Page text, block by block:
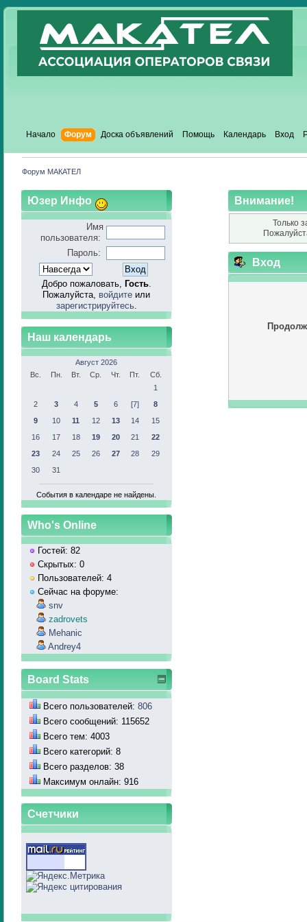
Начало Форум Доска объявлений Помощь Календарь Вход
Форум МАКАТЕЛ
Юзер Инфо
Имя
пользователя:
Пароль:
Добро пожаловать, Гость.
Пожалуйста, войдите или
зарегистрируйтесь.
Наш календарь
Август 2026
Вс.
Пн. Вт. Ср. Чт. Пт.
Сб.
1
2
3 4 5 6 [7]
8
9
10 11 12 13 14
15
16
17 18 19 20 21
22
23
24 25 26 27 28
29
30
31
События в календаре не найдены.
Who's Online
Гостей: 82
Скрытых: 0
Пользователей: 4
Сейчас на форуме:
snv
zadrovets
Mehanic
Andrey4
Board Stats
Всего пользователей: 806
Всего сообщений: 115652
Всего тем: 4003
Всего категорий: 8
Всего разделов: 38
Максимум онлайн: 916
Счетчики
Внимание!
Только
Вход